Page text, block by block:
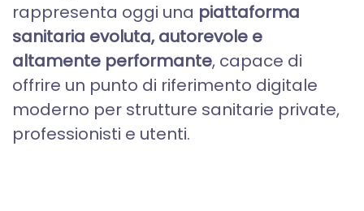
rappresenta oggi una piattaforma
sanitaria evoluta, autorevole e
altamente performante, capace di
offrire un punto di riferimento digitale
moderno per strutture sanitarie private,
professionisti e utenti.